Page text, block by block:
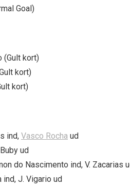
Goal)
(Gult kort)
kort)
kort)
ind, Vasco Rocha ud
ud
do Nascimento ind, V. Zacarias
ind, J. Vigario ud